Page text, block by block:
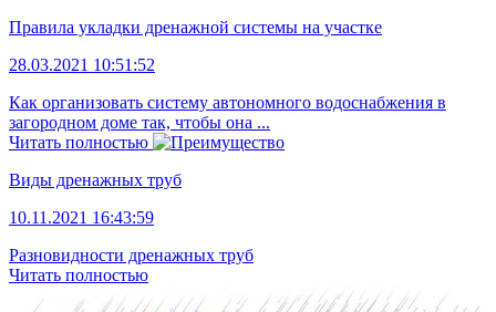
Правила укладки дренажной системы на участке
28.03.2021 10:51:52
Как организовать систему автономного водоснабжения в
загородном доме так, чтобы она ...
Читать полностью
Виды дренажных труб
10.11.2021 16:43:59
Разновидности дренажных труб
Читать полностью